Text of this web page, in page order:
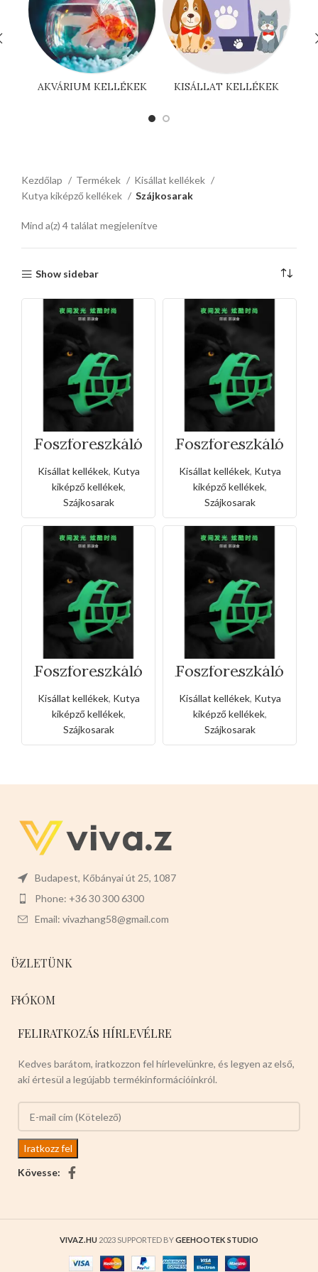
AKVÁRIUM KELLÉKEK KISÁLLAT KELLÉKEK
Kezdőlap Termékek
Kisállat kellékek
Kutya kiképző kellékek
Szájkosarak
Mind a(z) 4 találat megjelenítve
Show sidebar
Foszforeszkáló
kutya szájkosár
– L
Kisállat kellékek, Kutya
kiképző kellékek,
Szájkosarak
Foszforeszkáló
kutya szájkosár
– M
Kisállat kellékek, Kutya
kiképző kellékek,
Szájkosarak
Foszforeszkáló
kutya szájkosár
– S
Kisállat kellékek, Kutya
kiképző kellékek,
Szájkosarak
Foszforeszkáló
kutya szájkosár
– XL
Kisállat kellékek, Kutya
kiképző kellékek,
Szájkosarak
Budapest, Kőbányai út 25, 1087
Phone: +36 30 300 6300
Email: vivazhang58@gmail.com
ÜZLETÜNK
FIÓKOM
FELIRATKOZÁS HÍRLEVÉLRE
Kedves barátom, iratkozzon fel hírlevelünkre, és legyen az első,
aki értesül a legújabb termékinformációinkról.
Kövesse:
VIVAZ.HU 2023 SUPPORTED BYGEEHOOTEK STUDIO